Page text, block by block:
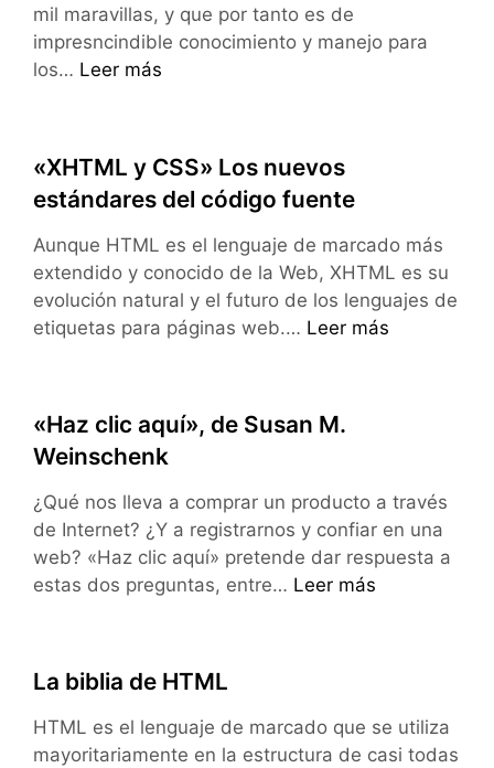
mil maravillas, y que por tanto es de
impresncindible conocimiento y manejo para
los… Libro:
PHP
y
MySQL»
Leer más
«XHTML y CSS» Los nuevos
estándares del código fuente
Aunque HTML es el lenguaje de marcado más
extendido y conocido de la Web, XHTML es su
evolución natural y el futuro de los lenguajes de
etiquetas para páginas web.… «XHTML
nuevos
del
código
fuente
Leer más
«Haz clic aquí», de Susan M.
Weinschenk
¿Qué nos lleva a comprar un producto a través
de Internet? ¿Y a registrarnos y confiar en una
web? «Haz clic aquí» pretende dar respuesta a
estas dos preguntas, entre… «Haz
M.
Weinschenk
Leer más
La biblia de HTML
HTML es el lenguaje de marcado que se utiliza
mayoritariamente en la estructura de casi todas